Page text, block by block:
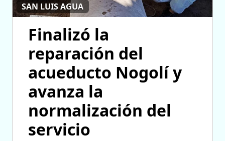
SAN LUIS AGUA
Finalizó la
reparación del
acueducto Nogolí y
avanza la
normalización del
servicio